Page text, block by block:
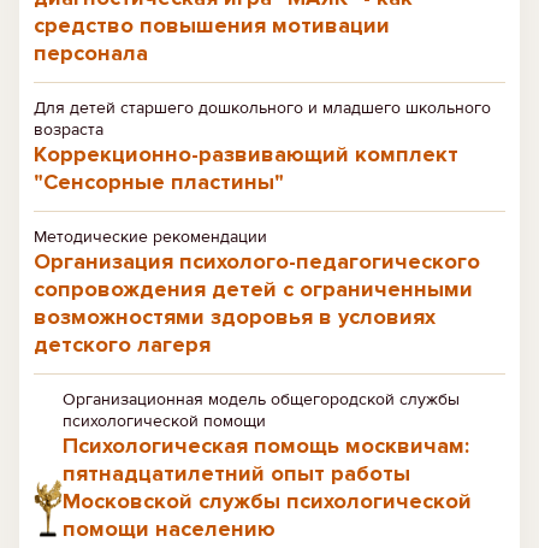
средство повышения мотивации
персонала
Для детей старшего дошкольного и младшего школьного
возраста
Коррекционно-развивающий комплект
"Сенсорные пластины"
Методические рекомендации
Организация психолого-педагогического
сопровождения детей с ограниченными
возможностями здоровья в условиях
детского лагеря
Организационная модель общегородской службы
психологической помощи
Психологическая помощь москвичам:
пятнадцатилетний опыт работы
Московской службы психологической
помощи населению